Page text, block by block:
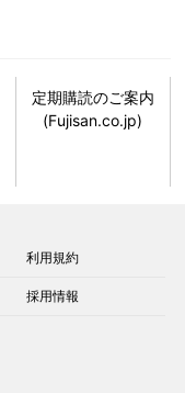
定期購読のご案内
(Fujisan.co.jp)
利用規約
採用情報